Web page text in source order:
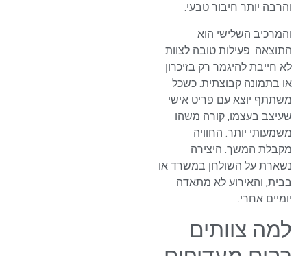
והרבה יותר חיבור טבעי.
והמרכיב השלישי הוא
התוצאה. פעילות טובה לצוות
לא חייבת להיגמר רק בזיכרון
או בתמונה קבוצתית. כשכל
משתתף יוצא עם פריט אישי
שעיצב בעצמו, קורה משהו
משמעותי יותר. החוויה
מקבלת המשך. היצירה
נשארת על השולחן במשרד או
בבית, והאירוע לא מתאדה
יומיים אחרי.
למה צוותים